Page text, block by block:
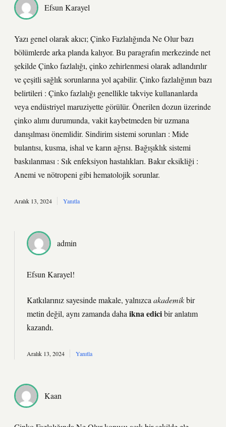
Efsun Karayel
Yazı genel olarak akıcı; Çinko Fazlalığında Ne Olur bazı
bölümlerde arka planda kalıyor. Bu paragrafın merkezinde net
şekilde Çinko fazlalığı, çinko zehirlenmesi olarak adlandırılır
ve çeşitli sağlık sorunlarına yol açabilir. Çinko fazlalığının bazı
belirtileri : Çinko fazlalığı genellikle takviye kullananlarda
veya endüstriyel maruziyette görülür. Önerilen dozun üzerinde
çinko alımı durumunda, vakit kaybetmeden bir uzmana
danışılması önemlidir. Sindirim sistemi sorunları : Mide
bulantısı, kusma, ishal ve karın ağrısı. Bağışıklık sistemi
baskılanması : Sık enfeksiyon hastalıkları. Bakır eksikliği :
Anemi ve nötropeni gibi hematolojik sorunlar.
Aralık 13, 2024 Yanıtla
admin
Efsun Karayel!
Katkılarınız sayesinde makale, yalnızca akademikbir
metin değil, aynı zamanda daha ikna edicibir anlatım
kazandı.
Aralık 13, 2024 Yanıtla
Kaan